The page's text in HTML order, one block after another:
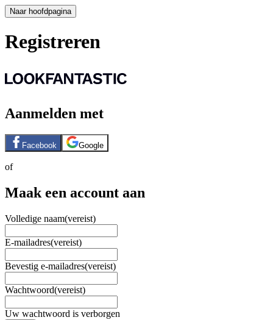
Naar hoofdpagina
Registreren
Aanmelden met
Facebook Google
of
Maak een account aan
Volledige naam(vereist)
E-mailadres(vereist)
Bevestig e-mailadres(vereist)
Wachtwoord(vereist)
Uw wachtwoord is verborgen